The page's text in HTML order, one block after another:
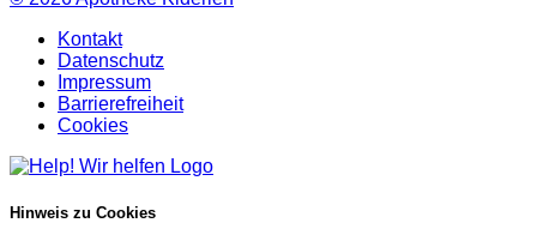
Kontakt
Datenschutz
Impressum
Barrierefreiheit
Cookies
Hinweis zu Cookies